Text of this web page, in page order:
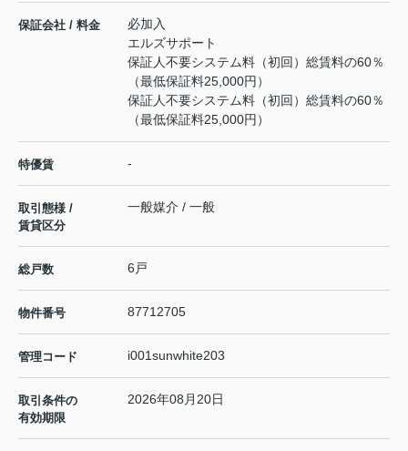
保証会社 / 料金
必加入
エルズサポート
保証人不要システム料（初回）総賃料の60％
（最低保証料25,000円）
保証人不要システム料（初回）総賃料の60％
（最低保証料25,000円）
特優賃 -
取引態様 /
賃貸区分
一般媒介 / 一般
総戸数 6戸
物件番号 87712705
管理コード i001sunwhite203
取引条件の
有効期限
2026年08月20日